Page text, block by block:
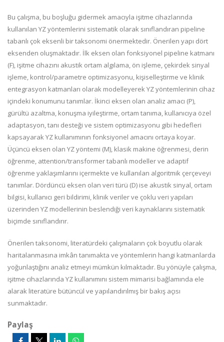
Bu çalışma, bu boşluğu gidermek amacıyla işitme cihazlarında
kullanılan YZ yöntemlerini sistematik olarak sınıflandıran pipeline
tabanlı çok eksenli bir taksonomi önermektedir. Önerilen yapı dört
eksenden oluşmaktadır. İlk eksen olan fonksiyonel pipeline katmanı
(F), işitme cihazını akustik ortam algılama, ön işleme, çekirdek sinyal
işleme, kontrol/parametre optimizasyonu, kişiselleştirme ve klinik
entegrasyon katmanları olarak modelleyerek YZ yöntemlerinin cihaz
içindeki konumunu tanımlar. İkinci eksen olan analiz amacı (P),
gürültü azaltma, konuşma iyileştirme, ortam tanıma, kullanıcıya özel
adaptasyon, tanı desteği ve sistem optimizasyonu gibi hedefleri
kapsayarak YZ kullanımının fonksiyonel amacını ortaya koyar.
Üçüncü eksen olan YZ yöntemi (M), klasik makine öğrenmesi, derin
öğrenme, attention/transformer tabanlı modeller ve adaptif
öğrenme yaklaşımlarını içermekte ve kullanılan algoritmik çerçeveyi
tanımlar. Dördüncü eksen olan veri türü (D) ise akustik sinyal, ortam
bilgisi, kullanıcı geri bildirimi, klinik veriler ve çoklu veri yapıları
üzerinden YZ modellerinin beslendiği veri kaynaklarını sistematik
biçimde sınıflandırır.
Önerilen taksonomi, literatürdeki çalışmaların çok boyutlu olarak
haritalanmasına imkân tanımakta ve yöntemlerin hangi katmanlarda
yoğunlaştığını analiz etmeyi mümkün kılmaktadır. Bu yönüyle çalışma,
işitme cihazlarında YZ kullanımını sistem mimarisi bağlamında ele
alarak literatüre bütüncül ve yapılandırılmış bir bakış açısı
sunmaktadır.
Paylaş